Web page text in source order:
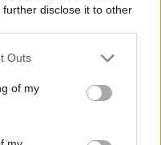
further disclose it to other
Outs
of my
Ti vám v mapovém
chystá za projekty.
za poslední měsíce